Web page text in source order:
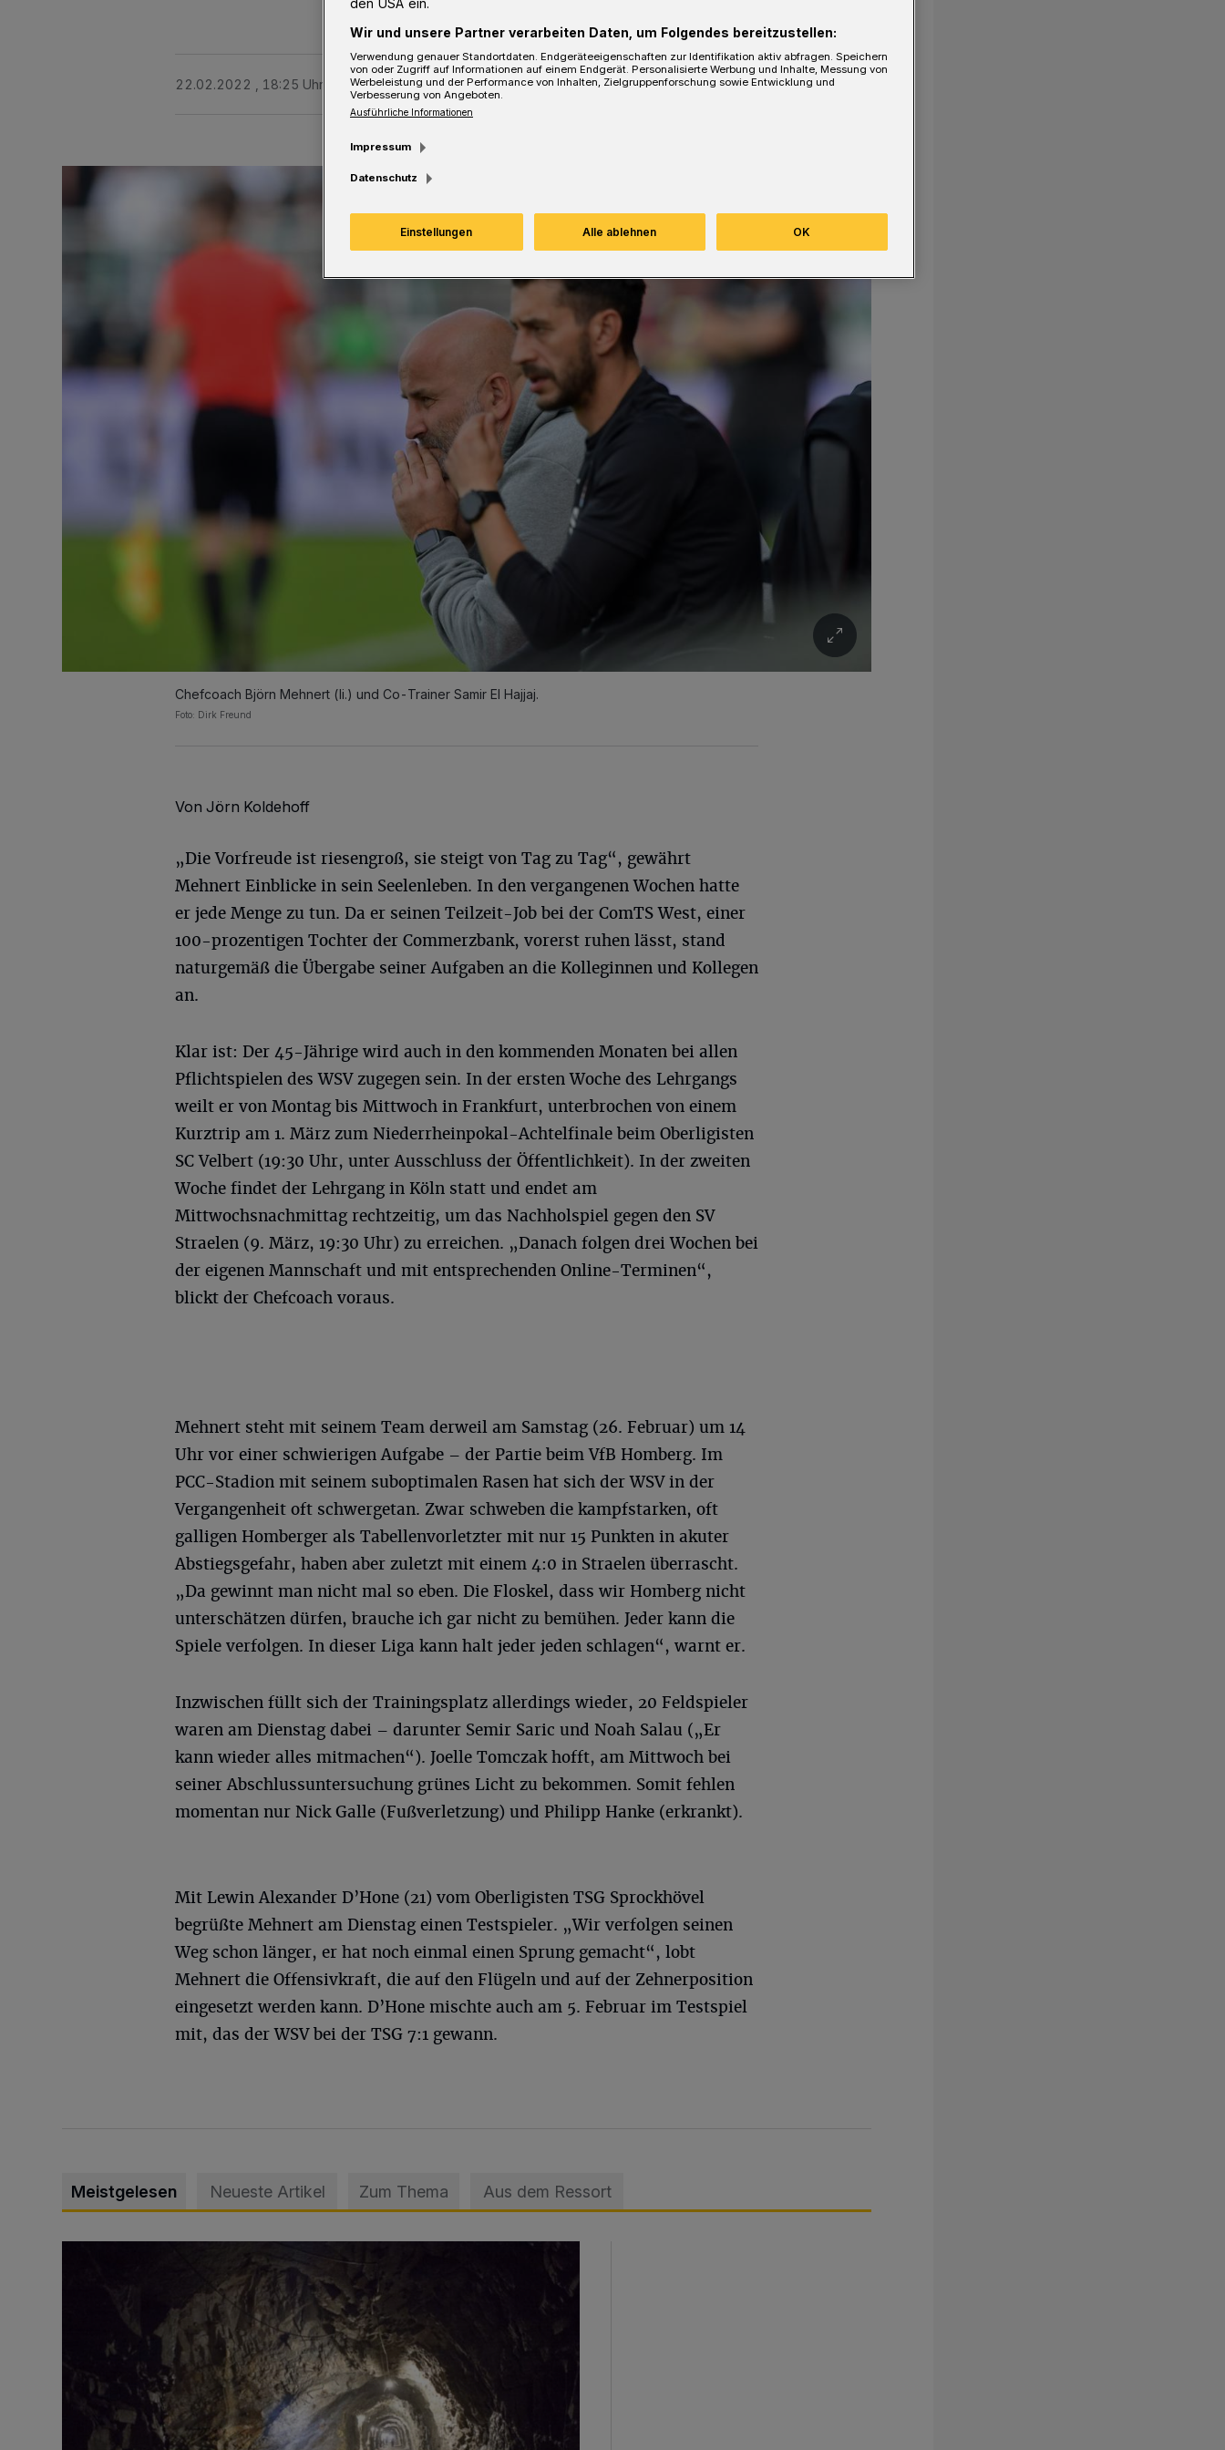
22.02.2022 , 18:25 Uhr 2 Minuten Lesezeit
Chefcoach Björn Mehnert (li.) und Co-Trainer Samir El Hajjaj.
Foto: Dirk Freund
Von Jörn Koldehoff
„Die Vorfreude ist riesengroß, sie steigt von Tag zu Tag“, gewährt
Mehnert Einblicke in sein Seelenleben. In den vergangenen Wochen hatte
er jede Menge zu tun. Da er seinen Teilzeit-Job bei der ComTS West, einer
100-prozentigen Tochter der Commerzbank, vorerst ruhen lässt, stand
naturgemäß die Übergabe seiner Aufgaben an die Kolleginnen und Kollegen
an.
Klar ist: Der 45-Jährige wird auch in den kommenden Monaten bei allen
Pflichtspielen des WSV zugegen sein. In der ersten Woche des Lehrgangs
weilt er von Montag bis Mittwoch in Frankfurt, unterbrochen von einem
Kurztrip am 1. März zum Niederrheinpokal-Achtelfinale beim Oberligisten
SC Velbert (19:30 Uhr, unter Ausschluss der Öffentlichkeit). In der zweiten
Woche findet der Lehrgang in Köln statt und endet am
Mittwochsnachmittag rechtzeitig, um das Nachholspiel gegen den SV
Straelen (9. März, 19:30 Uhr) zu erreichen. „Danach folgen drei Wochen bei
der eigenen Mannschaft und mit entsprechenden Online-Terminen“,
blickt der Chefcoach voraus.
Mehnert steht mit seinem Team derweil am Samstag (26. Februar) um 14
Uhr vor einer schwierigen Aufgabe – der Partie beim VfB Homberg. Im
PCC-Stadion mit seinem suboptimalen Rasen hat sich der WSV in der
Vergangenheit oft schwergetan. Zwar schweben die kampfstarken, oft
galligen Homberger als Tabellenvorletzter mit nur 15 Punkten in akuter
Abstiegsgefahr, haben aber zuletzt mit einem 4:0 in Straelen überrascht.
„Da gewinnt man nicht mal so eben. Die Floskel, dass wir Homberg nicht
unterschätzen dürfen, brauche ich gar nicht zu bemühen. Jeder kann die
Spiele verfolgen. In dieser Liga kann halt jeder jeden schlagen“, warnt er.
Inzwischen füllt sich der Trainingsplatz allerdings wieder, 20 Feldspieler
waren am Dienstag dabei – darunter Semir Saric und Noah Salau („Er
kann wieder alles mitmachen“). Joelle Tomczak hofft, am Mittwoch bei
seiner Abschlussuntersuchung grünes Licht zu bekommen. Somit fehlen
momentan nur Nick Galle (Fußverletzung) und Philipp Hanke (erkrankt).
Mit Lewin Alexander D’Hone (21) vom Oberligisten TSG Sprockhövel
begrüßte Mehnert am Dienstag einen Testspieler. „Wir verfolgen seinen
Weg schon länger, er hat noch einmal einen Sprung gemacht“, lobt
Mehnert die Offensivkraft, die auf den Flügeln und auf der Zehnerposition
eingesetzt werden kann. D’Hone mischte auch am 5. Februar im Testspiel
mit, das der WSV bei der TSG 7:1 gewann.
Meistgelesen Neueste Artikel Zum Thema Aus dem Ressort
den USA ein.
Wir und unsere Partner verarbeiten Daten, um Folgendes bereitzustellen:
Verwendung genauer Standortdaten. Endgeräteeigenschaften zur Identifikation aktiv abfragen. Speichern
von oder Zugriff auf Informationen auf einem Endgerät. Personalisierte Werbung und Inhalte, Messung von
Werbeleistung und der Performance von Inhalten, Zielgruppenforschung sowie Entwicklung und
Verbesserung von Angeboten.
Ausführliche Informationen
Impressum
Datenschutz
Einstellungen Alle ablehnen OK